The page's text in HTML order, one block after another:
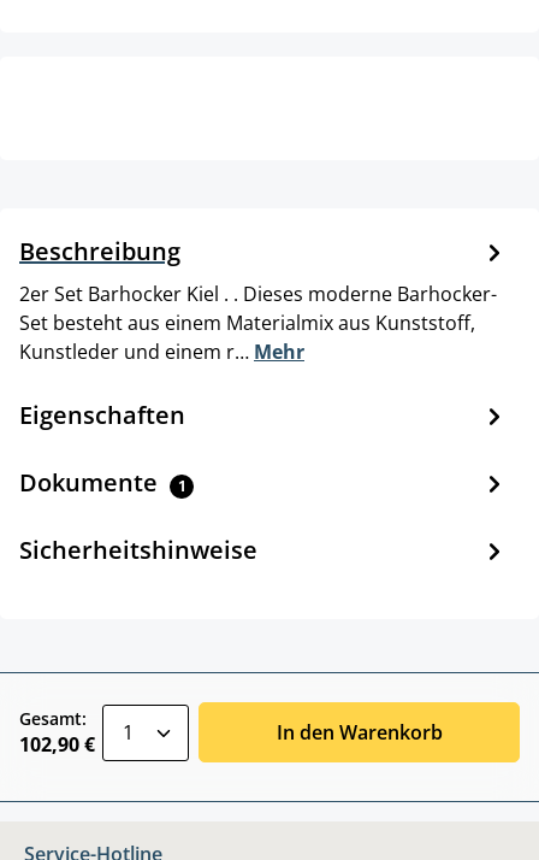
Beschreibung
2er Set Barhocker Kiel . . Dieses moderne Barhocker-
Set besteht aus einem Materialmix aus Kunststoff,
Kunstleder und einem r… Mehr
Eigenschaften
Dokumente 1
Sicherheitshinweise
Gesamt:
102,90 € In den Warenkorb
Service-Hotline